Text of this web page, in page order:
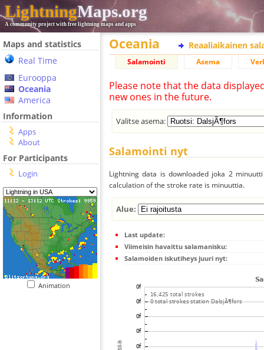
LightningMaps.org
A community project with free lightning maps and apps
Maps and statistics
Real Time
Eurooppa
Oceania
America
Information
Apps
About
For Participants
Login
Animation
Oceania Reaaliaikainen
Salamointi Asema
Please note that the data
new ones in the future.
Valitse asema:
Salamointi nyt
Lightning data is downloaded joka 2
calculation of the stroke rate is minuuttia.
Alue:
Last update:
Viimeisin havaittu salamanisku:
Salamoiden iskutiheys juuri nyt: